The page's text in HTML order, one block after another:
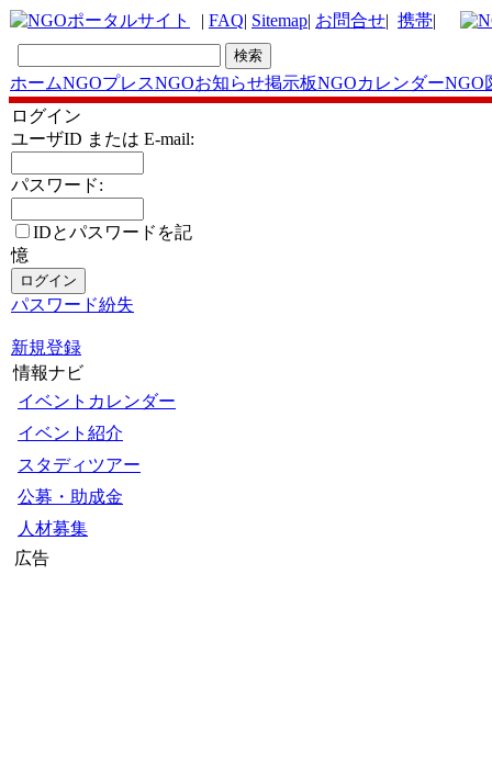
| FAQ| Sitemap| お問合せ| 携帯|
ホームNGOプレスNGOお知らせ掲示板NGOカレンダーNGO
ログイン
ユーザID または E-mail:
パスワード:
IDとパスワードを記
憶
パスワード紛失
新規登録
情報ナビ
イベントカレンダー
イベント紹介
スタディツアー
公募・助成金
人材募集
広告